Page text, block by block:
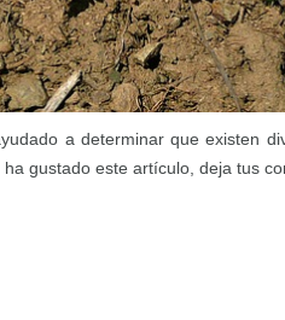
a determinar que existen
ha gustado este artículo, deja tus